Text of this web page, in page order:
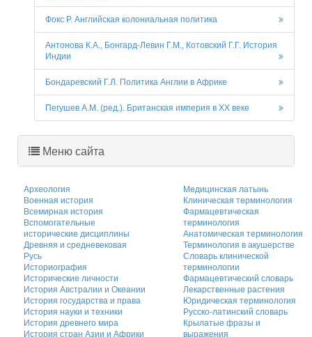
Фокс Р. Английская колониальная политика
Антонова К.А., Бонгард-Левин Г.М., Котовский Г.Г. История
Индии
Бондаревский Г.Л. Политика Англии в Африке
Пегушев А.М. (ред.). Британская империя в XX веке
Меню сайта
Археология
Военная история
Всемирная история
Вспомогательные
исторические дисциплины
Древняя и средневековая
Русь
Историография
Исторические личности
История Австралии и Океании
История государства и права
История науки и техники
История древнего мира
История стран Азии и Африки
Медицинская латынь
Клиническая терминология
Фармацевтическая
терминология
Анатомическая терминология
Терминология в акушерстве
Словарь клинической
терминологии
Фармацевтический словарь
Лекарственные растения
Юридическая терминология
Русско-латинский словарь
Крылатые фразы и
выражения